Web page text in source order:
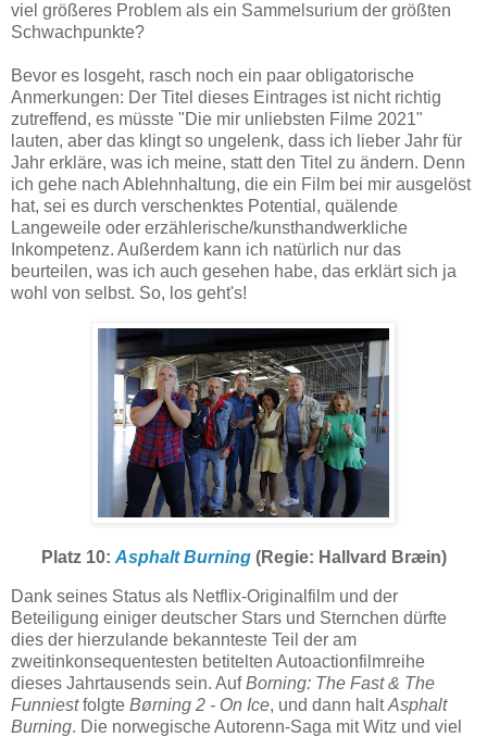
viel größeres Problem als ein Sammelsurium der größten
Schwachpunkte?
Bevor es losgeht, rasch noch ein paar obligatorische
Anmerkungen: Der Titel dieses Eintrages ist nicht richtig
zutreffend, es müsste "Die mir unliebsten Filme 2021"
lauten, aber das klingt so ungelenk, dass ich lieber Jahr für
Jahr erkläre, was ich meine, statt den Titel zu ändern. Denn
ich gehe nach Ablehnhaltung, die ein Film bei mir ausgelöst
hat, sei es durch verschenktes Potential, quälende
Langeweile oder erzählerische/kunsthandwerkliche
Inkompetenz. Außerdem kann ich natürlich nur das
beurteilen, was ich auch gesehen habe, das erklärt sich ja
wohl von selbst. So, los geht's!
Platz 10: Asphalt Burning (Regie: Hallvard Bræin)
Dank seines Status als Netflix-Originalfilm und der
Beteiligung einiger deutscher Stars und Sternchen dürfte
dies der hierzulande bekannteste Teil der am
zweitinkonsequentesten betitelten Autoactionfilmreihe
dieses Jahrtausends sein. AufBorning: The Fast & The
Funniestfolgte Børning 2 - On Ice, und dann haltAsphalt
Burning. Die norwegische Autorenn-Saga mit Witz und viel